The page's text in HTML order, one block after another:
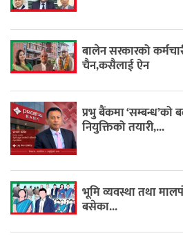
बालेन सरकारको
चैन,कसैलाई ऐन
प्रभु बैंकमा
नियुक्तिको तयारी,...
भूमि व्यवस्था तथा
बसेका...